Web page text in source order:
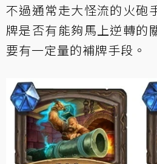
不過通常走大怪流的火砲
牌是否有能夠馬上逆轉的
要有一定量的補牌手段。